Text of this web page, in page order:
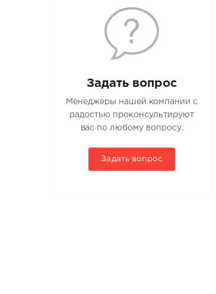
Задать вопрос
Менеджеры нашей компании с
радостью проконсультируют
вас по любому вопросу.
Задать вопрос